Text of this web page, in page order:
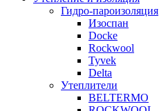
Гидро-пароизоляция
Изоспан
Docke
Rockwool
Tyvek
Delta
Утеплители
BELTERMO